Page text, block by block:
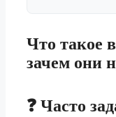
Что такое
зачем они
❓ Часто